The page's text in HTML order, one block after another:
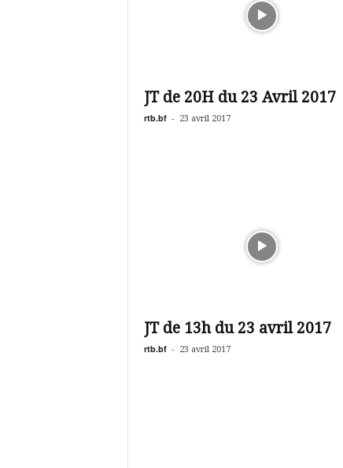
JT de 20H du 23 Avril 2017
rtb.bf - 23 avril 2017
JT de 13h du 23 avril 2017
rtb.bf - 23 avril 2017